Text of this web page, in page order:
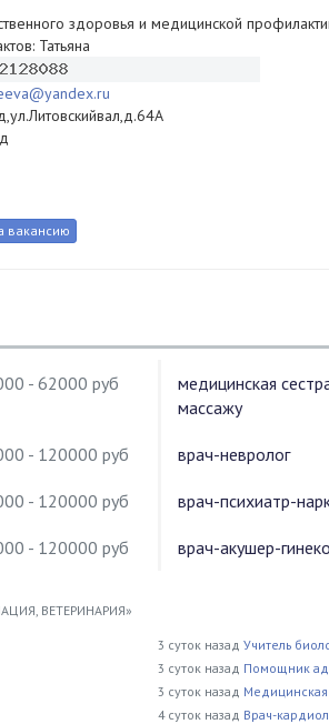
здоровья и медицинской
Татьяна
- 62000 руб
медицинская
массажу
- 120000 руб врач-невролог
- 120000 руб врач-психиатр-
- 120000 руб врач-акушер-
ВЕТЕРИНАРИЯ»
3 суток назад Учитель
3 суток назад Помощник
3 суток назад Медицинская
4 суток назад Врач-